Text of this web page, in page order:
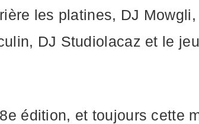
les platines, DJ
DJ Studiolacaz et le
édition, et toujours cette